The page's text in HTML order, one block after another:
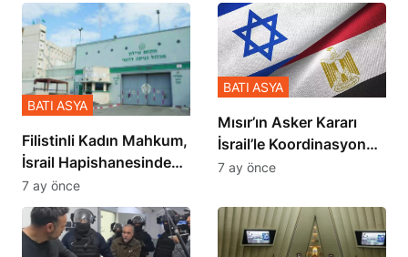
Filistinli Kadın Mahkum,
İsrail Hapishanesindeki
Zulmü Anlattı
BATI ASYA
7 ay önce
Mısır’ın Asker Kararı
İsrail’le Koordinasyon
İçinde Gerçekleşmiş
BATI ASYA
7 ay önce